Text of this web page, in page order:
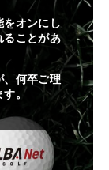
をオンにし
ることがあ
、何卒ご理
す。